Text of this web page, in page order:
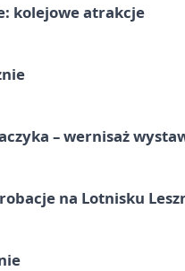
kolejowe atrakcje
– wernisaż
na Lotnisku